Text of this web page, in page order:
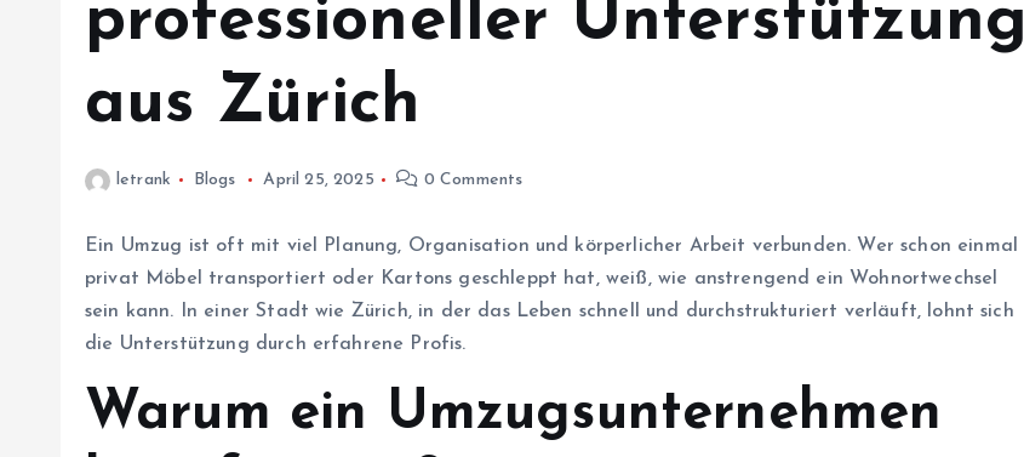
professioneller Unterstützung
aus Zürich
letrank Blogs April 25, 2025 0 Comments
Ein Umzug ist oft mit viel Planung, Organisation und körperlicher Arbeit verbunden. Wer schon einmal
privat Möbel transportiert oder Kartons geschleppt hat, weiß, wie anstrengend ein Wohnortwechsel
sein kann. In einer Stadt wie Zürich, in der das Leben schnell und durchstrukturiert verläuft, lohnt sich
die Unterstützung durch erfahrene Profis.
Warum ein Umzugsunternehmen